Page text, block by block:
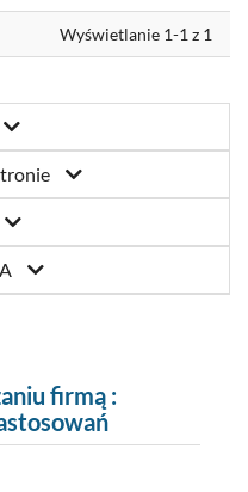
Wyświetlanie 1-1 z 1
firmą :